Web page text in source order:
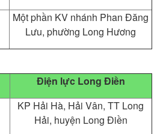
Một phần KV nhánh Phan Đăng
Lưu, phường Long Hương
Điện lực Long Điền
KP Hải Hà, Hải Vân, TT Long
Hải, huyện Long Điền